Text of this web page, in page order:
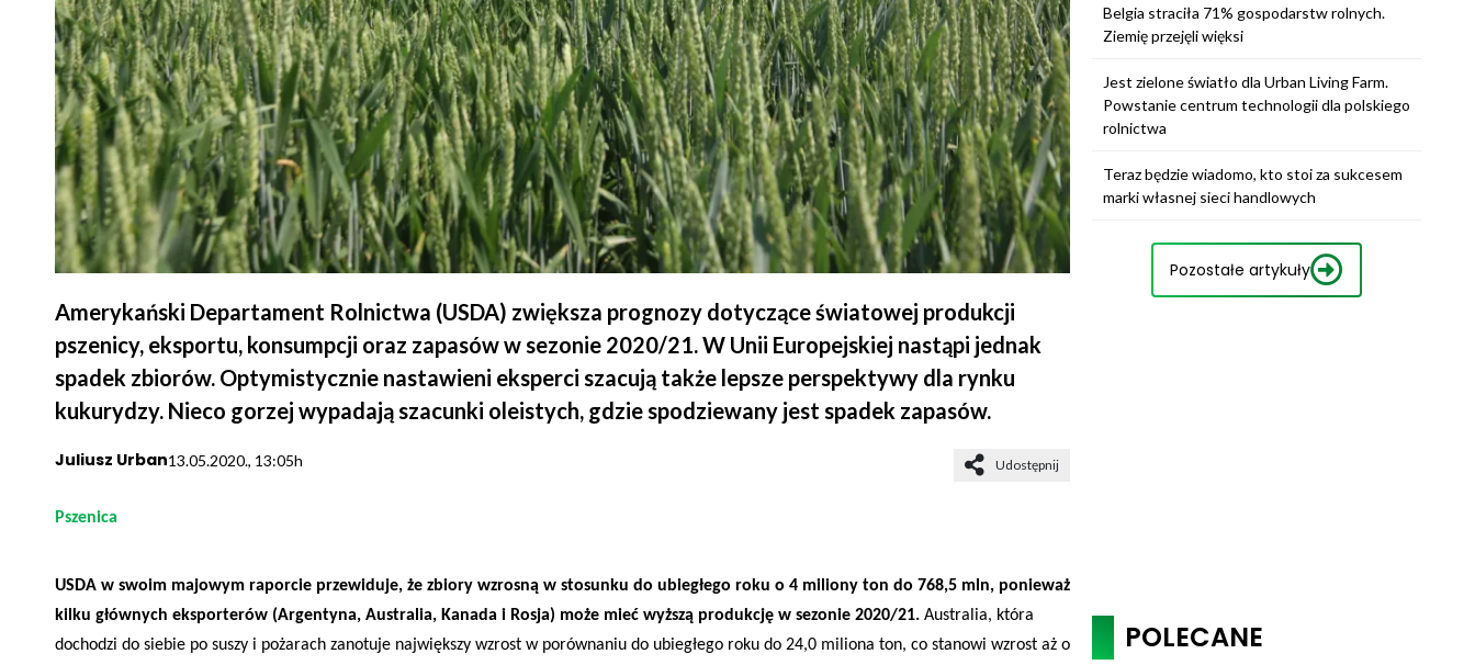
Amerykański Departament Rolnictwa (USDA) zwiększa prognozy dotyczące światowej produkcji
pszenicy, eksportu, konsumpcji oraz zapasów w sezonie 2020/21. W Unii Europejskiej nastąpi jednak
spadek zbiorów. Optymistycznie nastawieni eksperci szacują także lepsze perspektywy dla rynku
kukurydzy. Nieco gorzej wypadają szacunki oleistych, gdzie spodziewany jest spadek zapasów.
Juliusz Urban13.05.2020., 13:05h Udostępnij
Pszenica
USDA w swoim majowym raporcie przewiduje, że zbiory wzrosną w stosunku do ubiegłego roku o 4 miliony ton do 768,5 mln, ponieważ
kilku głównych eksporterów (Argentyna, Australia, Kanada i Rosja) może mieć wyższą produkcję w sezonie 2020/21.Australia, która
dochodzi do siebie po suszy i pożarach zanotuje największy wzrost w porównaniu do ubiegłego roku do 24,0 miliona ton, co stanowi wzrost aż o
Belgia straciła 71% gospodarstw rolnych.
Ziemię przejęli więksi
Jest zielone światło dla Urban Living Farm.
Powstanie centrum technologii dla polskiego
rolnictwa
Teraz będzie wiadomo, kto stoi za sukcesem
marki własnej sieci handlowych
Pozostałe artykuły
POLECANE